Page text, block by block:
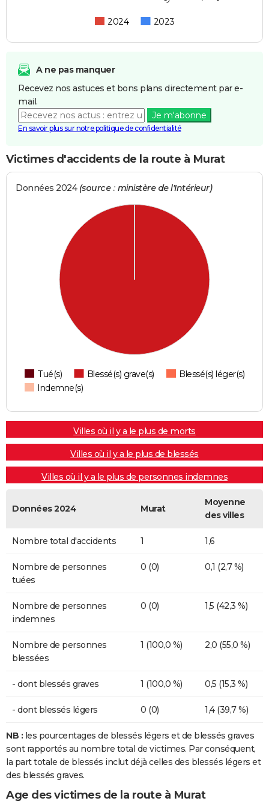
2024 2023
A ne pas manquer
Recevez nos astuces et bons plans directement par e-
mail.
Je m'abonne
En savoir plus sur notre politique de confidentialité
Victimes d'accidents de la route à Murat
Données 2024 (source : ministère de l'Intérieur)
Tué(s) Blessé(s) grave(s)
Blessé(s) léger(s)
Indemne(s)
Villes où il y a le plus de morts
Villes où il y a le plus de blessés
Villes où il y a le plus de personnes indemnes
Données 2024 Murat
Moyenne
des villes
Nombre total d'accidents 1 1,6
Nombre de personnes
tuées
0 (0) 0,1 (2,7 %)
Nombre de personnes
indemnes
0 (0) 1,5 (42,3 %)
Nombre de personnes
blessées
1 (100,0 %) 2,0 (55,0 %)
- dont blessés graves 1 (100,0 %) 0,5 (15,3 %)
- dont blessés légers 0 (0) 1,4 (39,7 %)
NB : les pourcentages de blessés légers et de blessés graves
sont rapportés au nombre total de victimes. Par conséquent,
la part totale de blessés inclut déjà celles des blessés légers et
des blessés graves.
Age des victimes de la route à Murat